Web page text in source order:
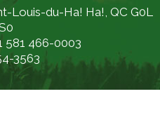
Louis-du-Ha! Ha!, QC G0L
581 466-0003
3563